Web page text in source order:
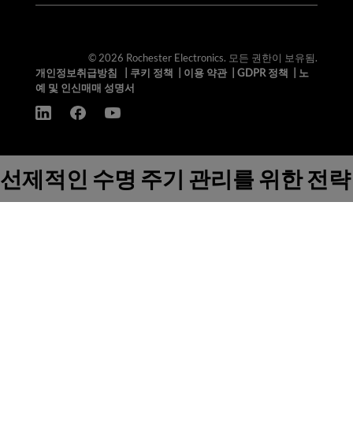
© 2026 Rochester Electronics. 모든 권한이 보유됨.
개인정보취급방침
쿠키 정책 이용 약관| GDPR 정책
노
예 및 인신매매 성명서
선제적인 수명 주기 관리를 위한 전략